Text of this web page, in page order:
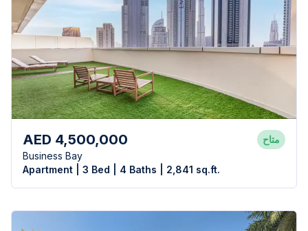
AED 4,500,000
متاح
Business Bay
Apartment | 3 Bed | 4 Baths | 2,841 sq.ft.